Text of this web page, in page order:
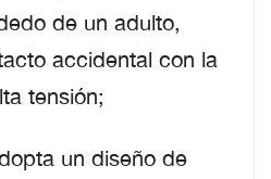
de un adulto,
accidental con la
tensión;
un diseño de